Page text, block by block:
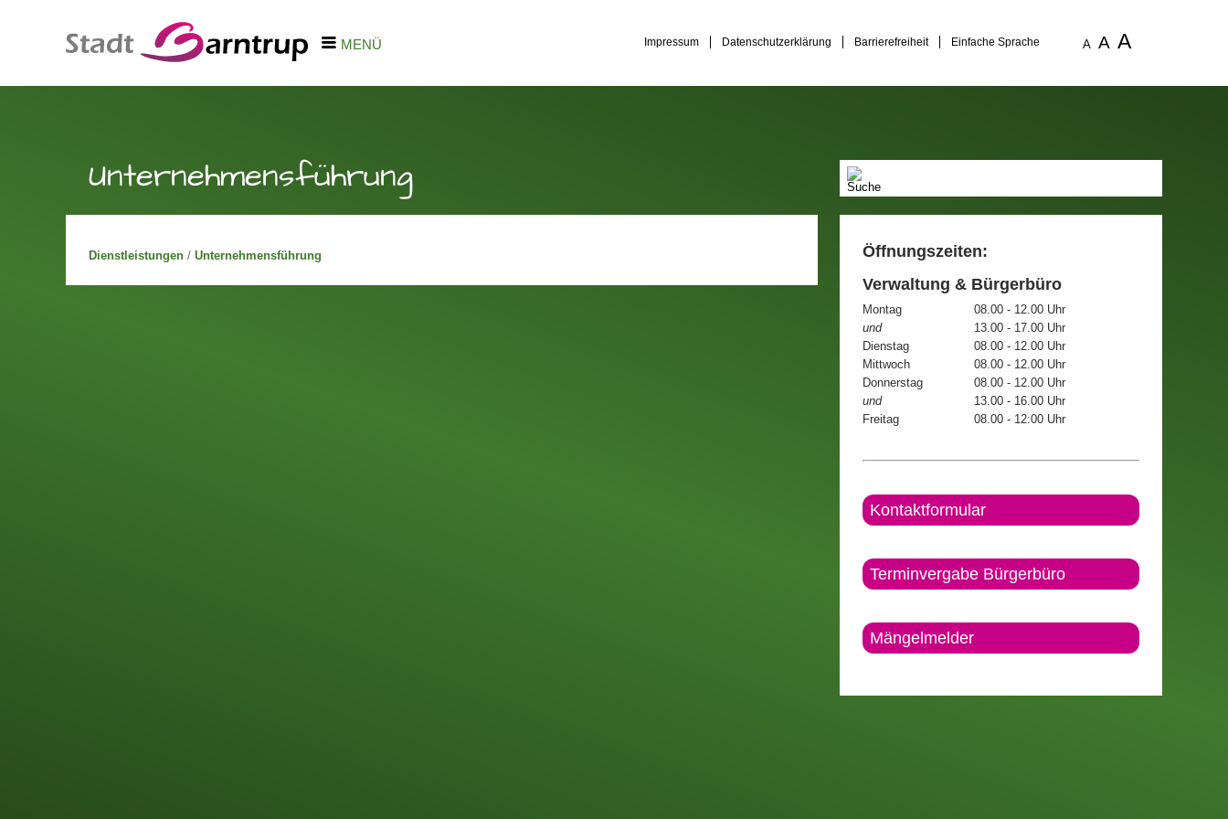
MENÜ Impressum Datenschutzerklärung Barrierefreiheit Einfache Sprache A A A
Unternehmensführung
Dienstleistungen / Unternehmensführung
Öffnungszeiten:
Verwaltung & Bürgerbüro
Montag
08.00 - 12.00 Uhr
und
13.00 - 17.00 Uhr
Dienstag
08.00 - 12.00 Uhr
Mittwoch
08.00 - 12.00 Uhr
Donnerstag
08.00 - 12.00 Uhr
und
13.00 - 16.00 Uhr
Freitag
08.00 - 12:00 Uhr
Kontaktformular
Terminvergabe Bürgerbüro
Mängelmelder